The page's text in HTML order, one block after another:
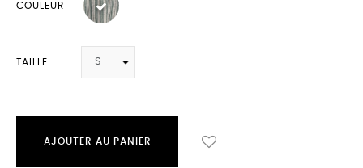
COULEUR
TAILLE
AJOUTER AU PANIER